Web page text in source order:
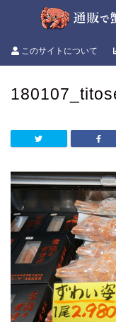
このサイトについて